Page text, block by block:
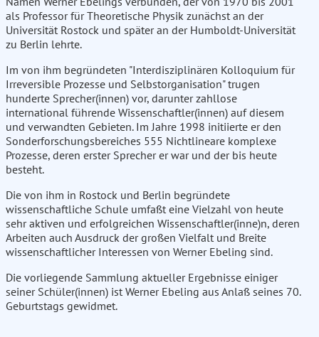
als Professor für Theoretische Physik zunächst an der
Universität Rostock und später an der Humboldt-Universität
zu Berlin lehrte.
Im von ihm begründeten "Interdisziplinären Kolloquium für
Irreversible Prozesse und Selbstorganisation" trugen
hunderte Sprecher(innen) vor, darunter zahllose
international führende Wissenschaftler(innen) auf diesem
und verwandten Gebieten. Im Jahre 1998 initiierte er den
Sonderforschungsbereiches 555 Nichtlineare komplexe
Prozesse, deren erster Sprecher er war und der bis heute
besteht.
Die von ihm in Rostock und Berlin begründete
wissenschaftliche Schule umfaßt eine Vielzahl von heute
sehr aktiven und erfolgreichen Wissenschaftler(inne)n, deren
Arbeiten auch Ausdruck der großen Vielfalt und Breite
wissenschaftlicher Interessen von Werner Ebeling sind.
Die vorliegende Sammlung aktueller Ergebnisse einiger
seiner Schüler(innen) ist Werner Ebeling aus Anlaß seines 70.
Geburtstags gewidmet.